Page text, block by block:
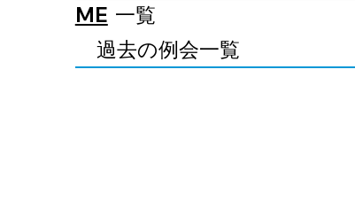
ME 一覧
​過去の例会一覧